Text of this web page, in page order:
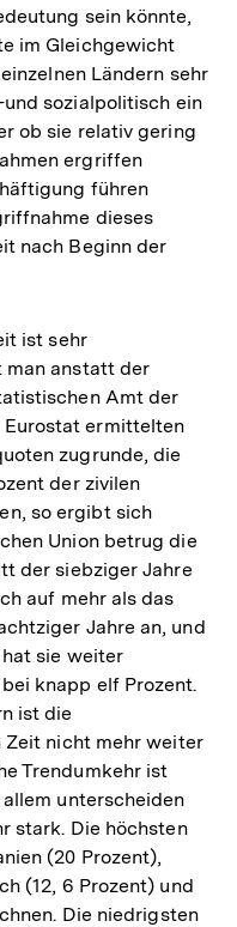
sein könnte,
im Gleichgewicht
Ländern sehr
sozialpolitisch ein
ob sie relativ gering
ergriffen
führen
dieses
nach Beginn der
ist sehr
man anstatt der
Amt der
Eurostat ermittelten
zugrunde, die
der zivilen
so ergibt sich
Union betrug die
der siebziger Jahre
auf mehr als das
Jahre an, und
sie weiter
knapp elf Prozent.
ist die
nicht mehr weiter
Trendumkehr ist
unterscheiden
stark. Die höchsten
(20 Prozent),
(12, 6 Prozent) und
Die niedrigsten